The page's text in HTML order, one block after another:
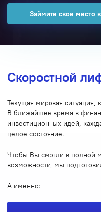
Займите свое место
Скоростной
Текущая мировая ситуация,
В ближайшее время в
инвестиционных идей,
целое состояние.
Чтобы Вы смогли в полной
возможности, мы
А именно: